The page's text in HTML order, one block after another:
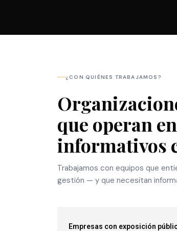
¿CON QUIÉNES TRABAJAMOS?
que operan
informativos
Trabajamos con equipos que
gestión — y que necesitan
Empresas con exposición